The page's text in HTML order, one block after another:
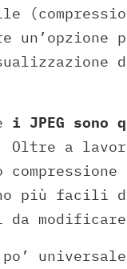
i JPEG sono
Oltre a
più facili
da